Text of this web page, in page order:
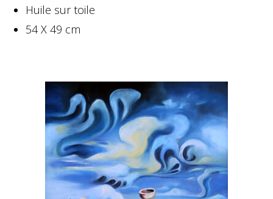
Huile sur toile
54 X 49 cm